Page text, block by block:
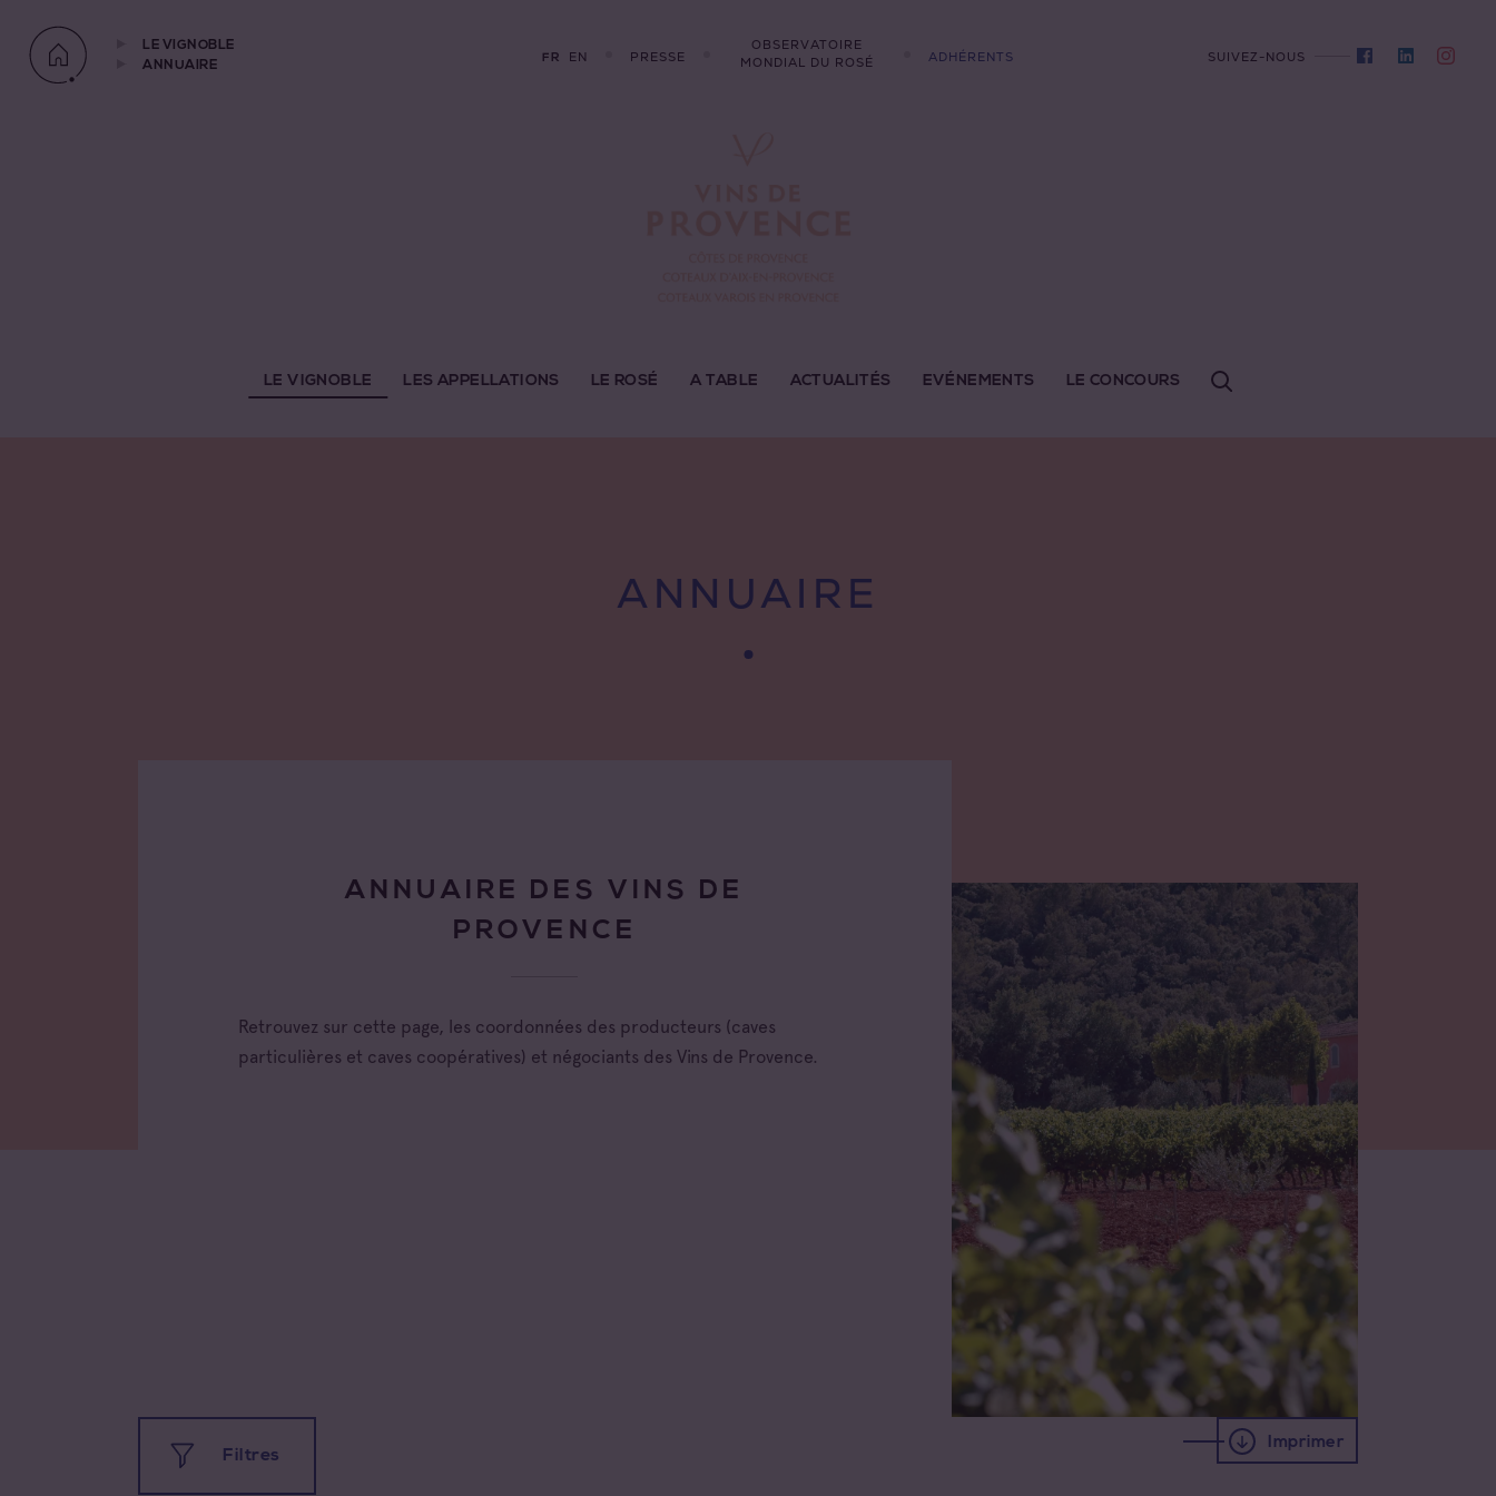
LE VIGNOBLE
ANNUAIRE
FR EN PRESSE
OBSERVATOIRE
MONDIAL DU ROSÉ
ADHÉRENTS SUIVEZ-NOUS
LE VIGNOBLE LES APPELLATIONS LE ROSÉ A TABLE ACTUALITÉS EVÉNEMENTS LE CONCOURS
ANNUAIRE
ANNUAIRE DES VINS DE
PROVENCE
Retrouvez sur cette page, les coordonnées des producteurs (caves
particulières et caves coopératives) et négociants des Vins de Provence.
Filtres
Imprimer